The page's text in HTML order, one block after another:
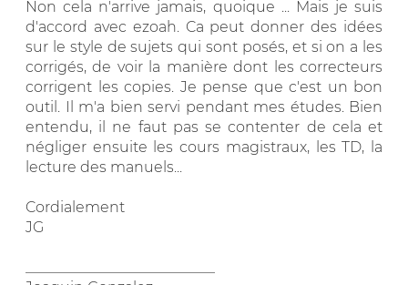
Non cela n'arrive jamais, quoique ... Mais je suis
d'accord avec ezoah. Ca peut donner des idées
sur le style de sujets qui sont posés, et si on a les
corrigés, de voir la manière dont les correcteurs
corrigent les copies. Je pense que c'est un bon
outil. Il m'a bien servi pendant mes études. Bien
entendu, il ne faut pas se contenter de cela et
négliger ensuite les cours magistraux, les TD, la
lecture des manuels...
Cordialement
JG